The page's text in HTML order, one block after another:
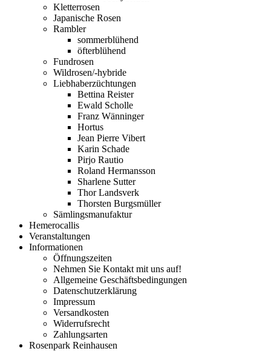
Kletterrosen
Japanische Rosen
Rambler
sommerblühend
öfterblühend
Fundrosen
Wildrosen/-hybride
Liebhaberzüchtungen
Bettina Reister
Ewald Scholle
Franz Wänninger
Hortus
Jean Pierre Vibert
Karin Schade
Pirjo Rautio
Roland Hermansson
Sharlene Sutter
Thor Landsverk
Thorsten Burgsmüller
Sämlingsmanufaktur
Hemerocallis
Veranstaltungen
Informationen
Öffnungszeiten
Nehmen Sie Kontakt mit uns auf!
Allgemeine Geschäftsbedingungen
Datenschutzerklärung
Impressum
Versandkosten
Widerrufsrecht
Zahlungsarten
Rosenpark Reinhausen